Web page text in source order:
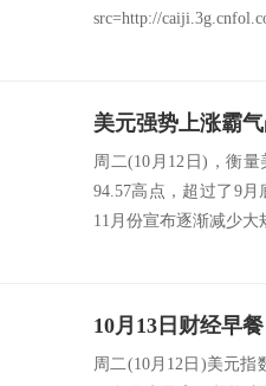
src=http://
周二(10月12日)，衡
94.57高点，超过了9
11月份宣布逐渐减少
周二(10月12日)美元指